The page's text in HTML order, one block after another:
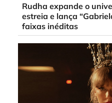
Rudha expande o
estreia e lança
faixas inéditas